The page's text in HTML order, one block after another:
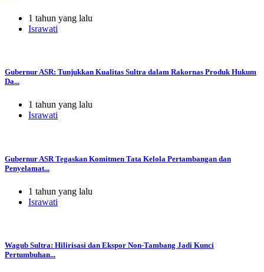
1 tahun yang lalu
Israwati
Gubernur ASR: Tunjukkan Kualitas Sultra dalam Rakornas Produk Hukum
Da...
1 tahun yang lalu
Israwati
Gubernur ASR Tegaskan Komitmen Tata Kelola Pertambangan dan
Penyelamat...
1 tahun yang lalu
Israwati
Wagub Sultra: Hilirisasi dan Ekspor Non-Tambang Jadi Kunci
Pertumbuhan...